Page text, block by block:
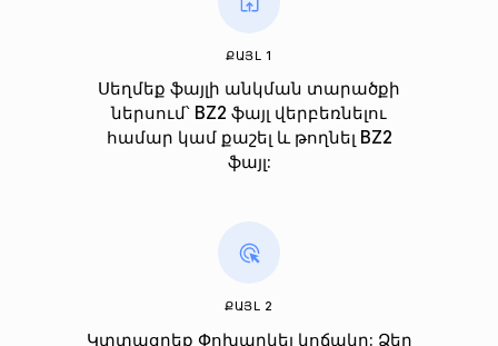
ՔԱՅԼ 1
Սեղմեք ֆայլի անկման տարածքի
ներսում՝ BZ2 ֆայլ վերբեռնելու
համար կամ քաշել և թողնել BZ2
ֆայլ:
ՔԱՅԼ 2
Կտտացրեք Փոխարկել կոճակը: Ձեր